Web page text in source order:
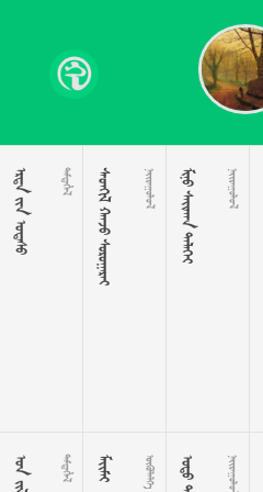

   
   
  

  
 